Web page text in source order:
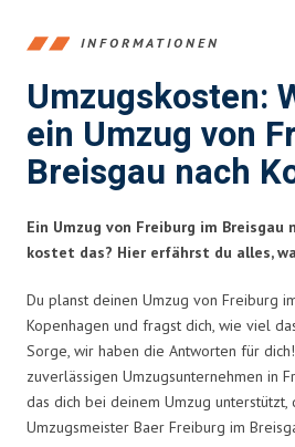
INFORMATIONEN
Umzugskosten:
ein Umzug von
Breisgau nach
Ein Umzug von Freiburg im Breisgau
kostet das? Hier erfährst du alles,
Du planst deinen Umzug von Freiburg
Kopenhagen und fragst dich, wie viel
Sorge, wir haben die Antworten für
zuverlässigen Umzugsunternehmen in
das dich bei deinem Umzug unterstützt,
Umzugsmeister Baer Freiburg im